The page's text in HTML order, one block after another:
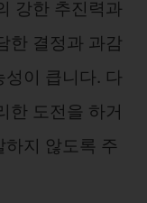
강한 추진력과
한 결정과 과감
이 큽니다. 다
한 도전을 하거
지 않도록 주